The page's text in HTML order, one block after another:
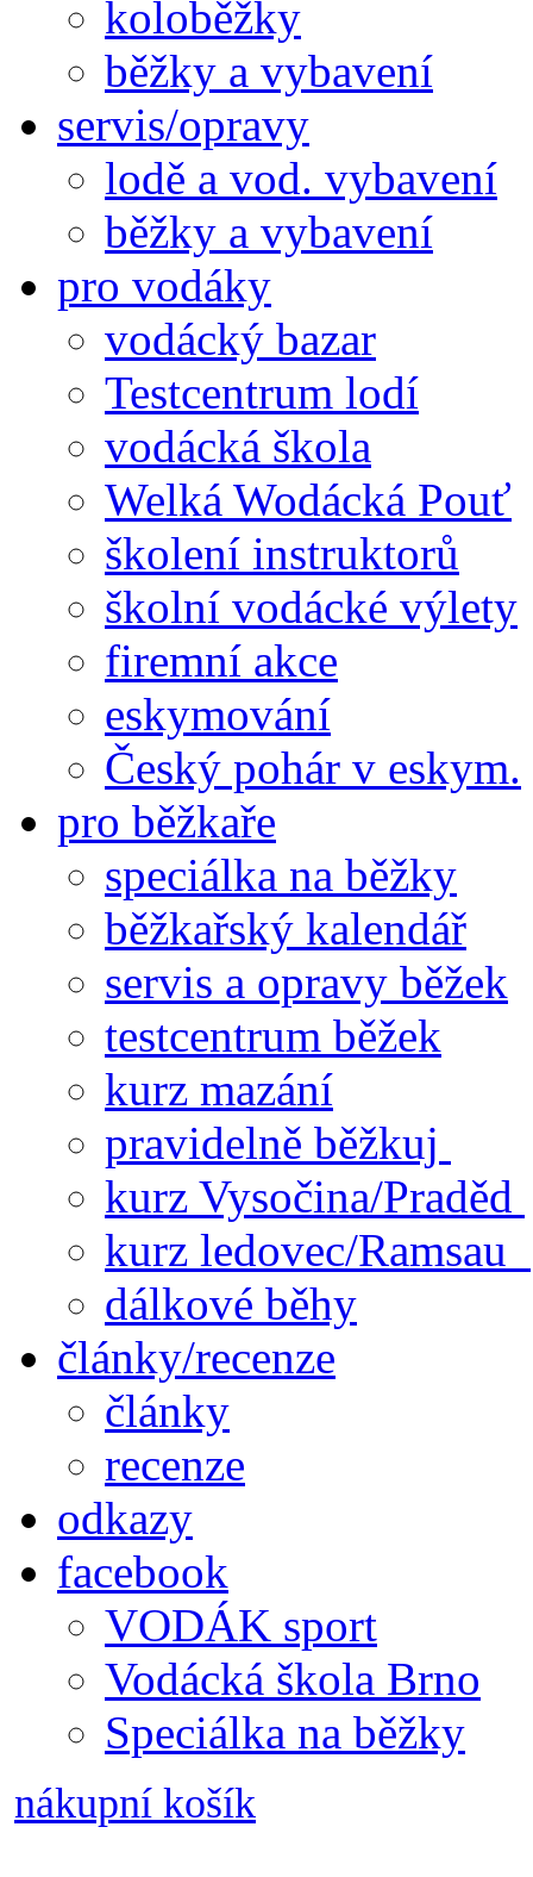
koloběžky
běžky a vybavení
servis/opravy
lodě a vod. vybavení
běžky a vybavení
pro vodáky
vodácký bazar
Testcentrum lodí
vodácká škola
Welká Wodácká Pouť
školení instruktorů
školní vodácké výlety
firemní akce
eskymování
Český pohár v eskym.
pro běžkaře
speciálka na běžky
běžkařský kalendář
servis a opravy běžek
testcentrum běžek
kurz mazání
pravidelně běžkuj
kurz Vysočina/Praděd
kurz ledovec/Ramsau
dálkové běhy
články/recenze
články
recenze
odkazy
facebook
VODÁK sport
Vodácká škola Brno
Speciálka na běžky
nákupní košík